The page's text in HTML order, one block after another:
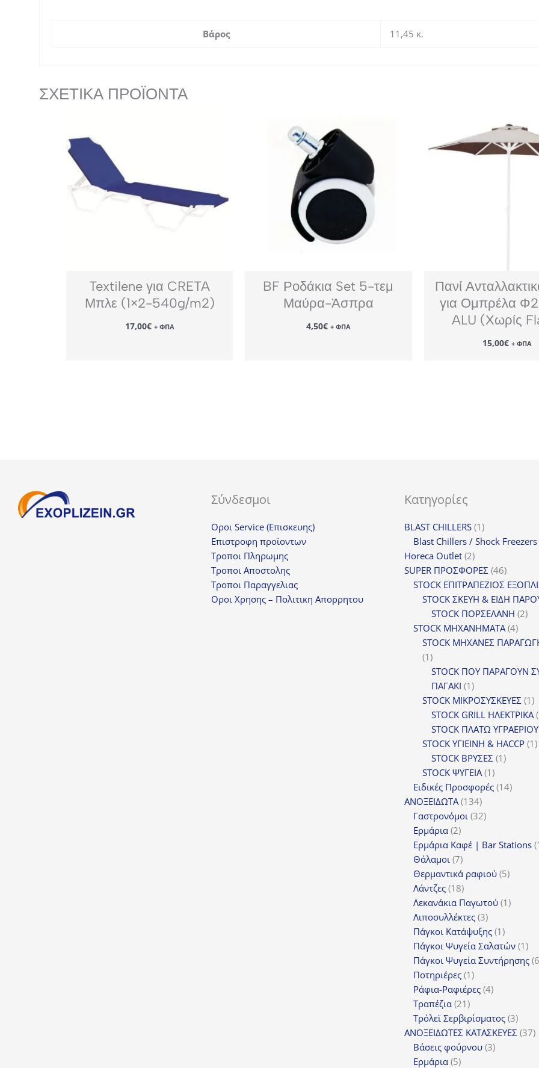
Βάρος 11,45 κ.
ΣΧΕΤΙΚΆ ΠΡΟΪΌΝΤΑ
Textilene για CRETA
Μπλε (1×2-540g/m2)
17,00€ + ΦΠΑ
BF Ροδάκια Set 5-τεμ
Μαύρα-Άσπρα
4,50€ + ΦΠΑ
Πανί
για Ομπρέλα
ALU (Χωρίς
15,00€ + ΦΠΑ
Σύνδεσμοι
Οροι Service (Επισκευης)
Επιστροφη προϊοντων
Τροποι Πληρωμης
Τροποι Αποστολης
Τροποι Παραγγελιας
Οροι Χρησης – Πολιτικη Απορρητου
Κατηγορίες
BLAST CHILLERS 11
προϊόν
Blast Chillers / Shock Freezers
Horeca Outlet 22
προϊόντα
SUPER ΠΡΟΣΦΟΡΕΣ 4646
STOCK ΕΠΙΤΡΑΠΕΖΙΟΣ
STOCK ΣΚΕΥΗ & ΕΙΔΗ
STOCK ΠΟΡΣΕΛΑΝΗ 22
STOCK ΜΗΧΑΝΗΜΑΤΑ 44
STOCK ΜΗΧΑΝΕΣ
11
προϊόν
STOCK ΠΟΥ ΠΑΡΑΓΟΥΝ
ΠΑΓΑΚΙ 11
προϊόν
STOCK ΜΙΚΡΟΣΥΣΚΕΥΕΣ 11
STOCK GRILL ΗΛΕΚΤΡΙΚΑ
STOCK ΠΛΑΤΩ ΥΓΡΑΕΡΙΟΥ
STOCK ΥΓΙΕΙΝΗ & HACCP 11
STOCK ΒΡΥΣΕΣ 11
STOCK ΨΥΓΕΙΑ 11
προϊόν
Ειδικές Προσφορές 1414
ΑΝΟΞΕΙΔΩΤΑ 134134
προϊόντα
Γαστρονόμοι 3232
Ερμάρια 22
προϊόντα
Ερμάρια Καφέ | Bar Stations
Θάλαμοι 77
προϊόντα
Θερμαντικά ραφιού 55
Λάντζες 1818
προϊόντα
Λεκανάκια Παγωτού 11
Λιποσυλλέκτες 33
προϊόντα
Πάγκοι Κατάψυξης 11
προϊόν
Πάγκοι Ψυγεία Σαλατών 11
Πάγκοι Ψυγεία Συντήρησης 6
Ποτηριέρες 11
προϊόν
Ράφια-Ραφιέρες 44
Τραπέζια 2121
προϊόντα
Τρόλεϊ Σερβιρίσματος 33
ΑΝΟΞΕΙΔΩΤΕΣ ΚΑΤΑΣΚΕΥΕΣ 3737
Βάσεις φούρνου 33
Ερμάρια 55